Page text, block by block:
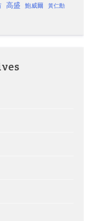
高盛 鮑威爾 黃仁勳